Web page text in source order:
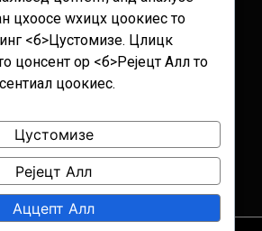
јул 3. август
7. август
Банија Бегечка јама
цхоосе wхицх цоокиес то
<б>Цустомизе. Цлицк
цонсент ор <б>Рејецт Аллто
цоокиес.
Цустомизе
Рејецт Алл
Аццепт Алл